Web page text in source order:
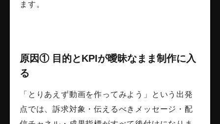
ます。
原因① 目的とKPIが曖昧なまま制作に入
る
「とりあえず動画を作ってみよう」という出発
点では、訴求対象・伝えるべきメッセージ・配